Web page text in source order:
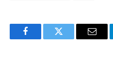
FacebookTwitter Email